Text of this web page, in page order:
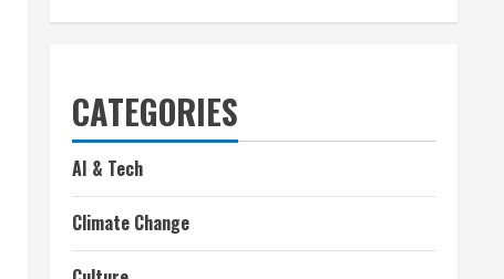
CATEGORIES
AI & Tech
Climate Change